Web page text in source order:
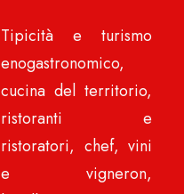
Tipicità e turismo
enogastronomico,
cucina del territorio,
ristoranti e
ristoratori, chef, vini
e vigneron,